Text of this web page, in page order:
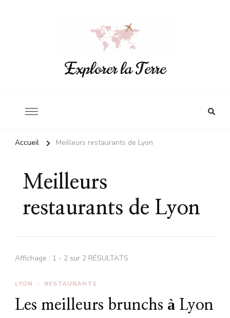
Explorer la Terre
Accueil Meilleurs restaurants de Lyon
Meilleurs
restaurants de Lyon
Affichage : 1 - 2 sur 2 RÉSULTATS
LYON RESTAURANTS
Les meilleurs brunchs à Lyon